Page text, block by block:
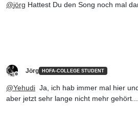
@jörg Hattest Du den Song noch mal
Jörg HOFA-COLLEGE STUDENT
@Yehudi Ja, ich hab immer mal hier
aber jetzt sehr lange nicht mehr gehört...